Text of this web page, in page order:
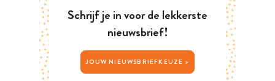
Schrijf je in voor de lekkerste
nieuwsbrief!
JOUW NIEUWSBRIEFKEUZE >